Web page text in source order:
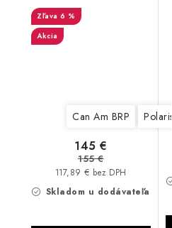
Polaris XTP
6 %
Akcia
Can Am BRP Polaris
Skladom u dodávateľa
117,89 € bez DPH
145 €
155 €